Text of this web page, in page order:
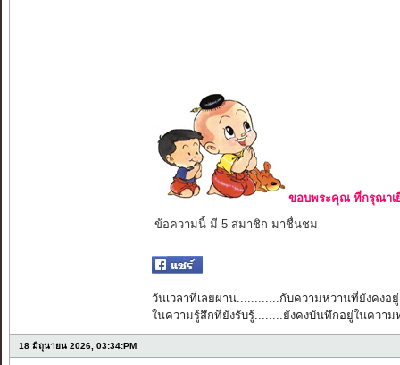
ขอบพระคุณ ที่กรุณาเ
ข้อความนี้ มี 5 สมาชิก มาชื่นชม
วันเวลาที่เลยผ่าน............กับความหวานที่ยังคงอยู่
ในความรู้สึกที่ยังรับรู้........ยังคงบันทึกอยู่ในความ
18 มิถุนายน 2026, 03:34:PM